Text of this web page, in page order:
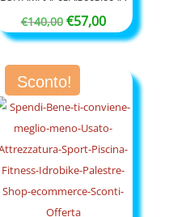
€140,00 Il
prezzo
originale
era:
€140,00.
€57,00Il
prezzo
€57,00.
Sconto!